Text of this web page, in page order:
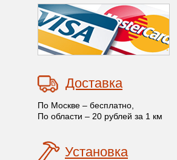
Доставка
По Москве – бесплатно,
По области – 20 рублей за 1 км
Установка